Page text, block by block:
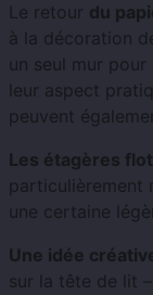
Le retour du
à la décoration
un seul mur
leur aspect
peuvent
Les étagères
particulièrement
une certaine
Une idée
sur la tête de lit